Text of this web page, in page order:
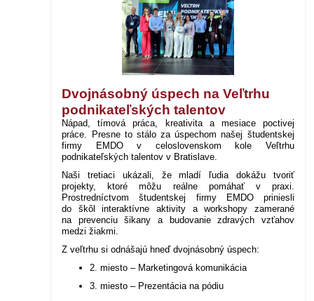
Dvojnásobný úspech na Veľtrhu
podnikateľských talentov
Nápad, tímová práca, kreativita a mesiace poctivej
práce. Presne to stálo za úspechom našej študentskej
firmy EMDO v celoslovenskom kole Veľtrhu
podnikateľských talentov v Bratislave.
Naši tretiaci ukázali, že mladí ľudia dokážu tvoriť
projekty, ktoré môžu reálne pomáhať v praxi.
Prostredníctvom študentskej firmy EMDO priniesli
do škôl interaktívne aktivity a workshopy zamerané
na prevenciu šikany a budovanie zdravých vzťahov
medzi žiakmi.
Z veľtrhu si odnášajú hneď dvojnásobný úspech:
2. miesto – Marketingová komunikácia
3. miesto – Prezentácia na pódiu